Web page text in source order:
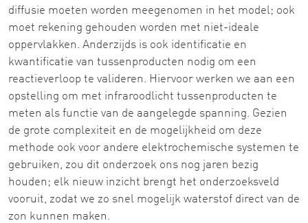
diffusie moeten worden meegenomen in het model; ook
moet rekening gehouden worden met niet-ideale
oppervlakken. Anderzijds is ook identificatie en
kwantificatie van tussenproducten nodig om een
reactieverloop te valideren. Hiervoor werken we aan een
opstelling om met infraroodlicht tussenproducten te
meten als functie van de aangelegde spanning. Gezien
de grote complexiteit en de mogelijkheid om deze
methode ook voor andere elektrochemische systemen te
gebruiken, zou dit onderzoek ons nog jaren bezig
houden; elk nieuw inzicht brengt het onderzoeksveld
vooruit, zodat we zo snel mogelijk waterstof direct van de
zon kunnen maken.